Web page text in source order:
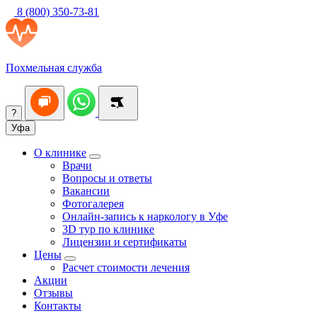
8 (800) 350-73-81
Похмельная служба
?
Уфа
О клинике
Врачи
Вопросы и ответы
Вакансии
Фотогалерея
Онлайн-запись к наркологу в Уфе
3D тур по клинике
Лицензии и сертификаты
Цены
Расчет стоимости лечения
Акции
Отзывы
Контакты